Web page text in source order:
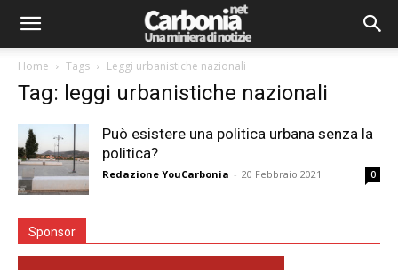
Home Tags Leggi urbanistiche nazionali
Tag: leggi urbanistiche nazionali
Può esistere una politica urbana senza la
politica?
Redazione YouCarbonia - 20 Febbraio 2021 0
Sponsor